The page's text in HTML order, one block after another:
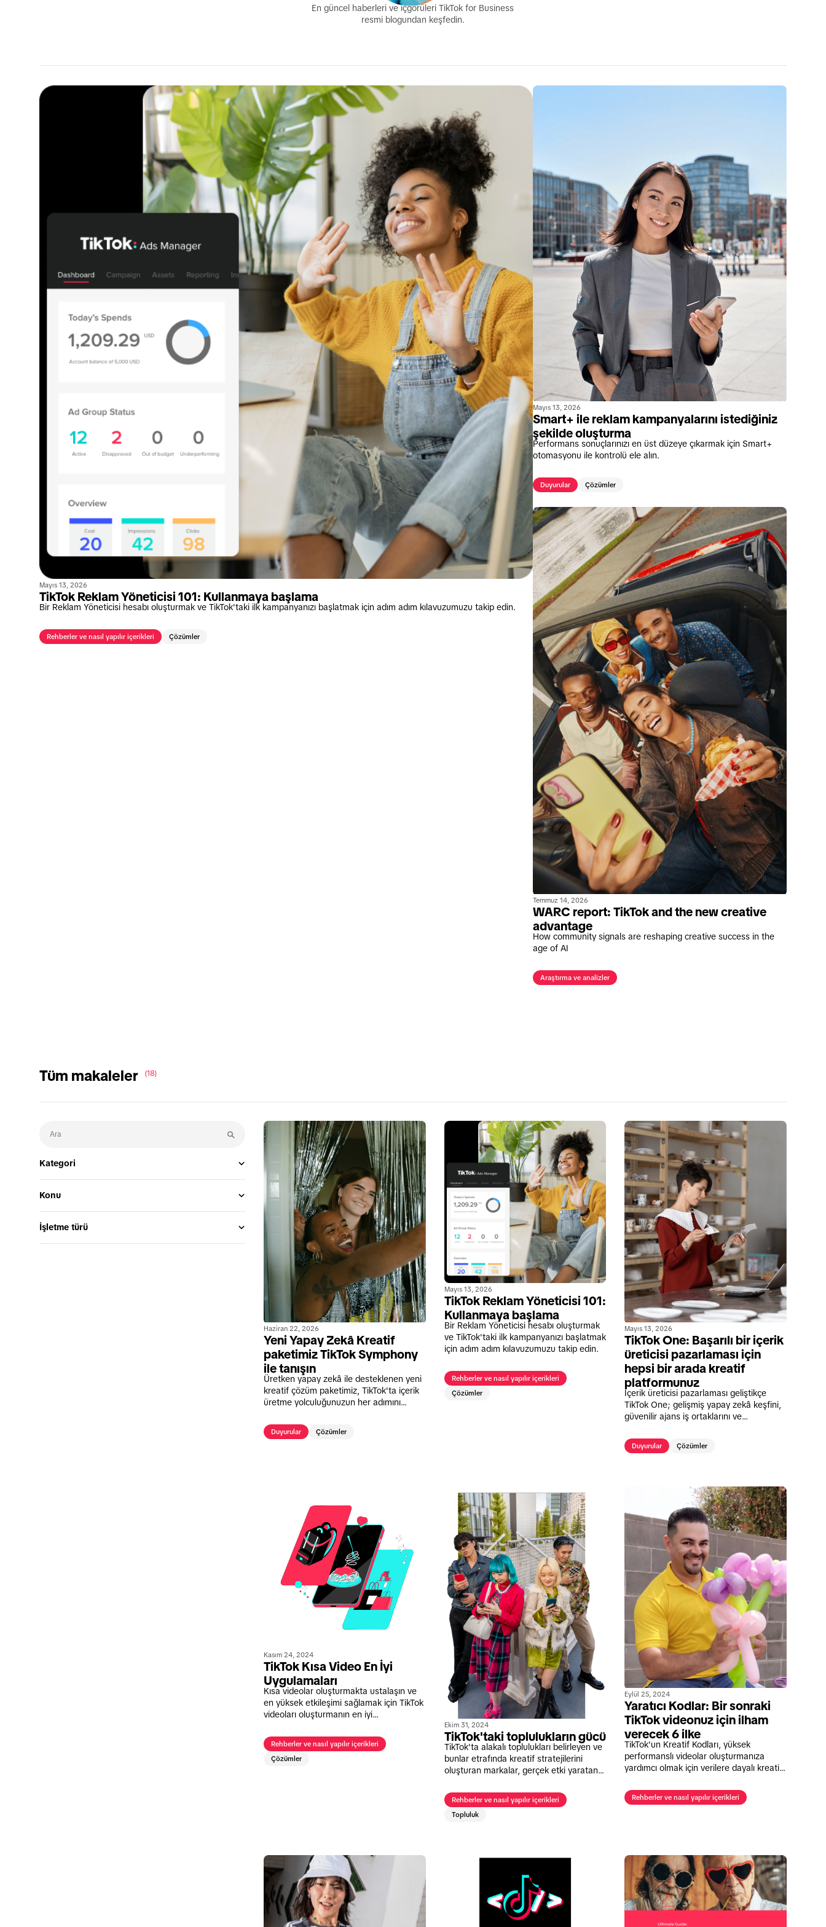
En güncel haberleri ve içgörüleri TikTok for Business
resmi blogundan keşfedin.
Mayıs 13, 2026
TikTok Reklam Yöneticisi 101: Kullanmaya başlama
Bir Reklam Yöneticisi hesabı oluşturmak ve TikTok'taki ilk kampanyanızı başlatmak için adım adım kılavuzumuzu takip edin.
Rehberler ve nasıl yapılır içerikleri Çözümler
Mayıs 13, 2026
Smart+ ile reklam kampanyalarını istediğiniz
şekilde oluşturma
Performans sonuçlarınızı en üst düzeye çıkarmak için Smart+
otomasyonu ile kontrolü ele alın.
Duyurular Çözümler
Temmuz 14, 2026
WARC report: TikTok and the new creative
advantage
How community signals are reshaping creative success in the
age of AI
Araştırma ve analizler
Tüm makaleler (18)
Kategori
Konu
İşletme türü
Haziran 22, 2026
Yeni Yapay Zekâ Kreatif
paketimiz TikTok Symphony
ile tanışın
Üretken yapay zekâ ile desteklenen yeni
kreatif çözüm paketimiz, TikTok'ta içerik
üretme yolculuğunuzun her adımını
Duyurular Çözümler
Mayıs 13, 2026
TikTok Reklam Yöneticisi 101:
Kullanmaya başlama
Bir Reklam Yöneticisi hesabı oluşturmak
ve TikTok'taki ilk kampanyanızı başlatmak
için adım adım kılavuzumuzu takip edin.
Rehberler ve nasıl yapılır içerikleri
Çözümler
Mayıs 13, 2026
TikTok One: Başarılı bir içerik
üreticisi pazarlaması için
hepsi bir arada kreatif
platformunuz
İçerik üreticisi pazarlaması geliştikçe
TikTok One; gelişmiş yapay zekâ keşfini,
güvenilir ajans iş ortaklarını ve
performans odaklı tek bir platformda bir
araya getiriyor.
Duyurular Çözümler
Kasım 24, 2024
TikTok Kısa Video En İyi
Uygulamaları
Kısa videolar oluşturmakta ustalaşın ve
en yüksek etkileşimi sağlamak için TikTok
videoları oluşturmanın en iyi
keşfedin.
Rehberler ve nasıl yapılır içerikleri
Çözümler
Ekim 31, 2024
TikTok'taki toplulukların gücü
TikTok'ta alakalı toplulukları belirleyen ve
bunlar etrafında kreatif stratejilerini
oluşturan markalar, gerçek etki yaratan
Rehberler ve nasıl yapılır içerikleri
Topluluk
Eylül 25, 2024
Yaratıcı Kodlar: Bir sonraki
TikTok videonuz için ilham
verecek 6 ilke
TikTok'un Kreatif Kodları, yüksek
performanslı videolar oluşturmanıza
yardımcı olmak için verilere dayalı kreatif
Rehberler ve nasıl yapılır içerikleri